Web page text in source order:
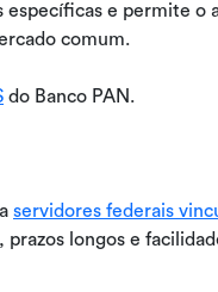
e permite o
comum.
do Banco PAN.
servidores federais
longos e